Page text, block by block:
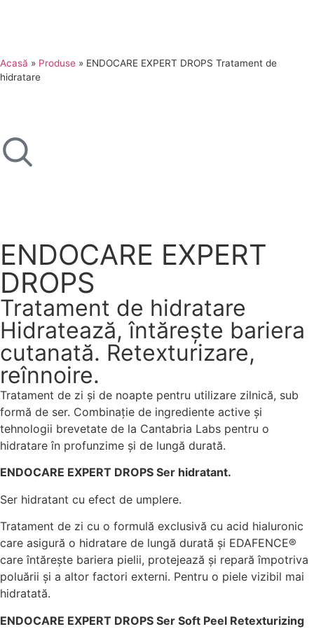
Acasă » Produse » ENDOCARE EXPERT DROPS Tratament de
hidratare
ENDOCARE EXPERT
DROPS
Tratament de hidratare
Hidratează, întărește bariera
cutanată. Retexturizare,
reînnoire.
Tratament de zi și de noapte pentru utilizare zilnică, sub
formă de ser. Combinație de ingrediente active și
tehnologii brevetate de la Cantabria Labs pentru o
hidratare în profunzime și de lungă durată.
ENDOCARE EXPERT DROPS Ser hidratant.
Ser hidratant cu efect de umplere.
Tratament de zi cu o formulă exclusivă cu acid hialuronic
care asigură o hidratare de lungă durată și EDAFENCE®
care întărește bariera pielii, protejează și repară împotriva
poluării și a altor factori externi. Pentru o piele vizibil mai
hidratată.
ENDOCARE EXPERT DROPS Ser Soft Peel Retexturizing